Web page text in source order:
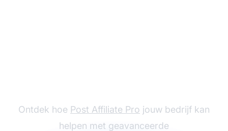
Ontdek hoe Post Affiliate Pro jouw bedrijf kan
helpen met geavanceerde